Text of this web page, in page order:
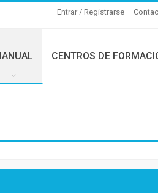
Entrar / Registrarse
CENTROS DE